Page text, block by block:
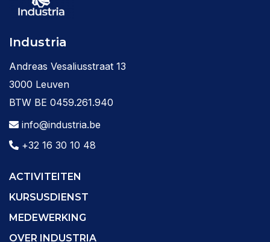
Industria
Andreas Vesaliusstraat 13
3000 Leuven
BTW BE 0459.261.940
info@industria.be
+32 16 30 10 48
ACTIVITEITEN
KURSUSDIENST
MEDEWERKING
OVER INDUSTRIA